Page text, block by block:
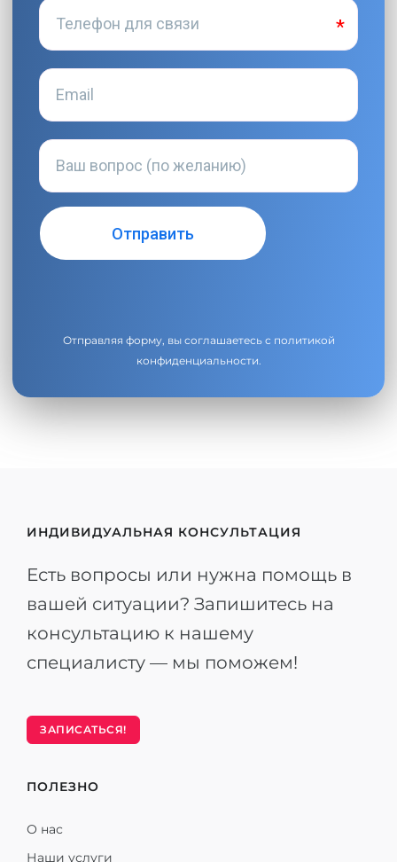
Отправляя форму, вы соглашаетесь с политикой
конфиденциальности.
ИНДИВИДУАЛЬНАЯ КОНСУЛЬТАЦИЯ
Есть вопросы или нужна помощь в
вашей ситуации? Запишитесь на
консультацию к нашему
специалисту — мы поможем!
ЗАПИСАТЬСЯ!
ПОЛЕЗНО
О нас
Наши услуги